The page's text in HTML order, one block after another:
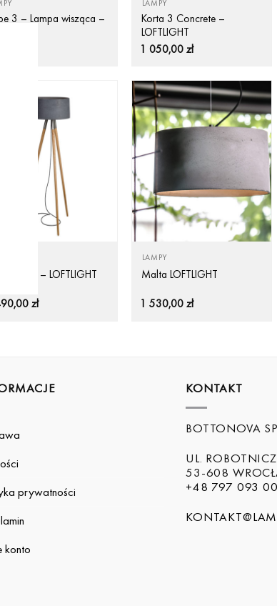
3 – Lampa wisząca –
LAMPY
Korta 3 Concrete –
LOFTLIGHT
1 050,00 zł
Floor – LOFTLIGHT
zł
LAMPY
Malta LOFTLIGHT
1 530,00 zł
prywatności
konto
KONTAKT
BOTTONOVA
UL.
53-608
+48 797 093